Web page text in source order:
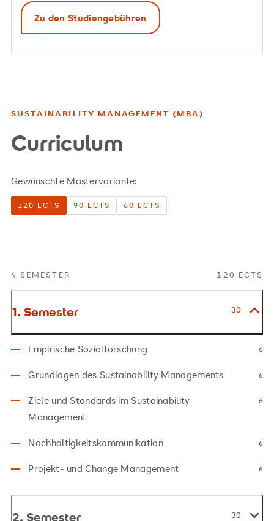
Zu den Studiengebühren
SUSTAINABILITY MANAGEMENT (MBA)
Curriculum
Gewünschte Mastervariante:
120 ECTS 90 ECTS 60 ECTS
4 SEMESTER 120 ECTS
1. Semester 30
Empirische Sozialforschung 6
Grundlagen des Sustainability Managements 6
Ziele und Standards im Sustainability
Management
6
Nachhaltigkeitskommunikation 6
Projekt- und Change Management 6
2. Semester 30